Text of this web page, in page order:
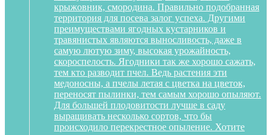
крыжовник, смородина. Правильно подобранная
территория для посева залог успеха. Другими
преимуществами ягодных кустарников и
травянистых являются выносливость, даже в
самую лютую зиму, высокая урожайность,
скороспелость. Ягодники так же хорошо сажать,
тем кто разводит пчел. Ведь растения эти
медоносны, а пчелы летая с цветка на цветок,
переносят пылинки, тем самым хорошо опыляют.
Для большей плодовитости лучше в саду
выращивать несколько сортов, что бы
происходило перекрестное опыление. Хотите